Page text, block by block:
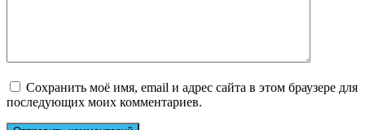
Сохранить моё имя, email и адрес сайта в этом браузере для
последующих моих комментариев.